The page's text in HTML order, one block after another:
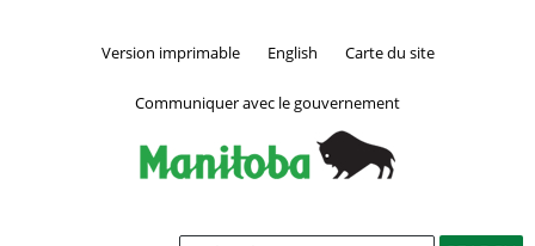
Version imprimable English Carte du site
Communiquer avec le gouvernement